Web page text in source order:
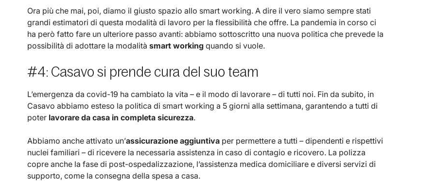
Ora più che mai, poi, diamo il giusto spazio allo smart working. A dire il vero siamo sempre stati
grandi estimatori di questa modalità di lavoro per la flessibilità che offre. La pandemia in corso ci
ha però fatto fare un ulteriore passo avanti: abbiamo sottoscritto una nuova politica che prevede la
possibilità di adottare la modalità smart working quando si vuole.
#4: Casavo si prende cura del suo team
L’emergenza da covid-19 ha cambiato la vita – e il modo di lavorare – di tutti noi. Fin da subito, in
Casavo abbiamo esteso la politica di smart working a 5 giorni alla settimana, garantendo a tutti di
poter lavorare da casa in completa sicurezza.
Abbiamo anche attivato un’assicurazione aggiuntivaper permettere a tutti – dipendenti e rispettivi
nuclei familiari – di ricevere la necessaria assistenza in caso di contagio e ricovero. La polizza
copre anche la fase di post-ospedalizzazione, l’assistenza medica domiciliare e diversi servizi di
supporto, come la consegna della spesa a casa.